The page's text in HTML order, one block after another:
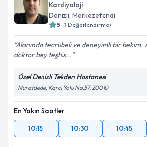
Kardiyoloji
Denizli, Merkezefendi
5 (1 Değerlendirme)
Alanında tecrübeli ve deneyimli bir hekim.
doktor bey teşhis...
Özel Denizli Tekden Hastanesi
Muratdede, Karcı Yolu No:57, 20010
En Yakın Saatler
10:15
10:30 10:45